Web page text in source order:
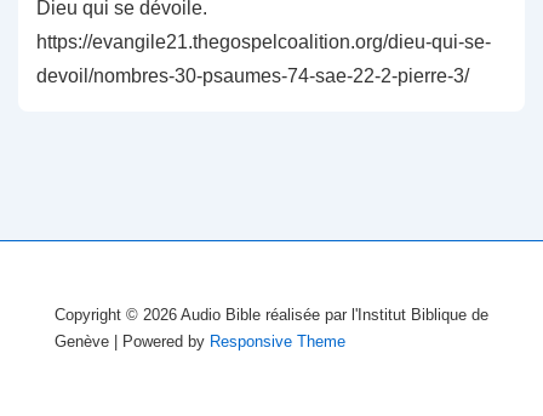
Dieu qui se dévoile.
https://evangile21.thegospelcoalition.org/dieu-qui-se-
devoil/nombres-30-psaumes-74-sae-22-2-pierre-3/
Copyright © 2026 Audio Bible réalisée par l'Institut Biblique de
Genève
| Powered by Responsive Theme